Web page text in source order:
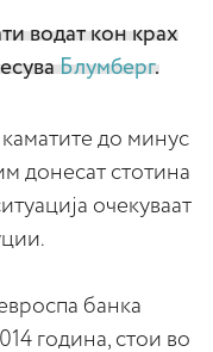
водат кон крах
Блумберг.
до минус
донесат стотина
очекуваат
банка
година, стои во